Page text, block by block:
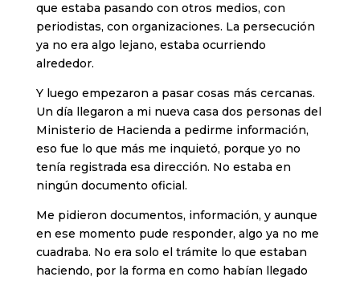
que estaba pasando con otros medios, con
periodistas, con organizaciones. La persecución
ya no era algo lejano, estaba ocurriendo
alrededor.
Y luego empezaron a pasar cosas más cercanas.
Un día llegaron a mi nueva casa dos personas del
Ministerio de Hacienda a pedirme información,
eso fue lo que más me inquietó, porque yo no
tenía registrada esa dirección. No estaba en
ningún documento oficial.
Me pidieron documentos, información, y aunque
en ese momento pude responder, algo ya no me
cuadraba. No era solo el trámite lo que estaban
haciendo, por la forma en como habían llegado